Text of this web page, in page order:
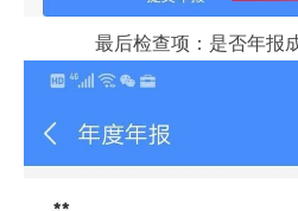
最后检查项：是否年报